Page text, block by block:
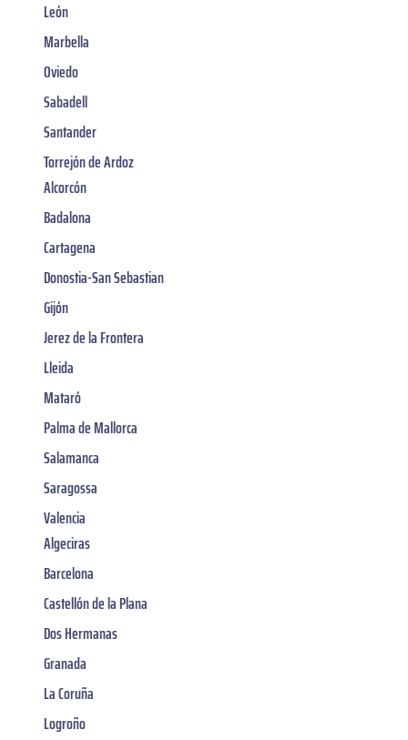
León
Marbella
Oviedo
Sabadell
Santander
Torrejón de Ardoz
Alcorcón
Badalona
Cartagena
Donostia-San Sebastian
Gijón
Jerez de la Frontera
Lleida
Mataró
Palma de Mallorca
Salamanca
Saragossa
Valencia
Algeciras
Barcelona
Castellón de la Plana
Dos Hermanas
Granada
La Coruña
Logroño